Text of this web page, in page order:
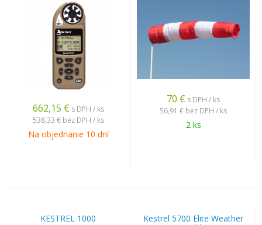
662,15 € s DPH / ks
538,33 € bez DPH / ks
Na objednanie 10 dní
70 € s DPH / ks
56,91 € bez DPH / ks
2 ks
KESTREL 1000
Kestrel 5700 Elite Weather